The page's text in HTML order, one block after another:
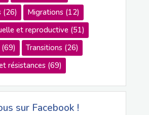
(26) Migrations(12)
et reproductive(51)
Transitions(26)
résistances(69)
sur Facebook !